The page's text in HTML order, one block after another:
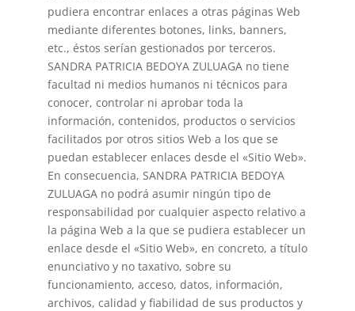
pudiera encontrar enlaces a otras páginas Web
mediante diferentes botones, links, banners,
etc., éstos serían gestionados por terceros.
SANDRA PATRICIA BEDOYA ZULUAGA no tiene
facultad ni medios humanos ni técnicos para
conocer, controlar ni aprobar toda la
información, contenidos, productos o servicios
facilitados por otros sitios Web a los que se
puedan establecer enlaces desde el «Sitio Web».
En consecuencia, SANDRA PATRICIA BEDOYA
ZULUAGA no podrá asumir ningún tipo de
responsabilidad por cualquier aspecto relativo a
la página Web a la que se pudiera establecer un
enlace desde el «Sitio Web», en concreto, a título
enunciativo y no taxativo, sobre su
funcionamiento, acceso, datos, información,
archivos, calidad y fiabilidad de sus productos y